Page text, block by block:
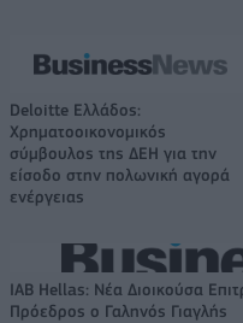
Deloitte Ελλάδος:
Χρηματοοικονομικός
σύμβουλος της ΔΕΗ για την
είσοδο στην πολωνική αγορά
ενέργειας
IAB Hellas: Νέα Διοικούσα
Πρόεδρος ο Γαληνός Γιαγλής